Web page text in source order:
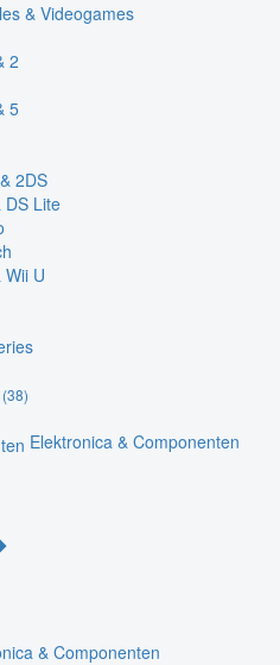
& Videogames
2
5
2DS
DS Lite
Wii U
(38)
Elektronica & Componenten
& Componenten